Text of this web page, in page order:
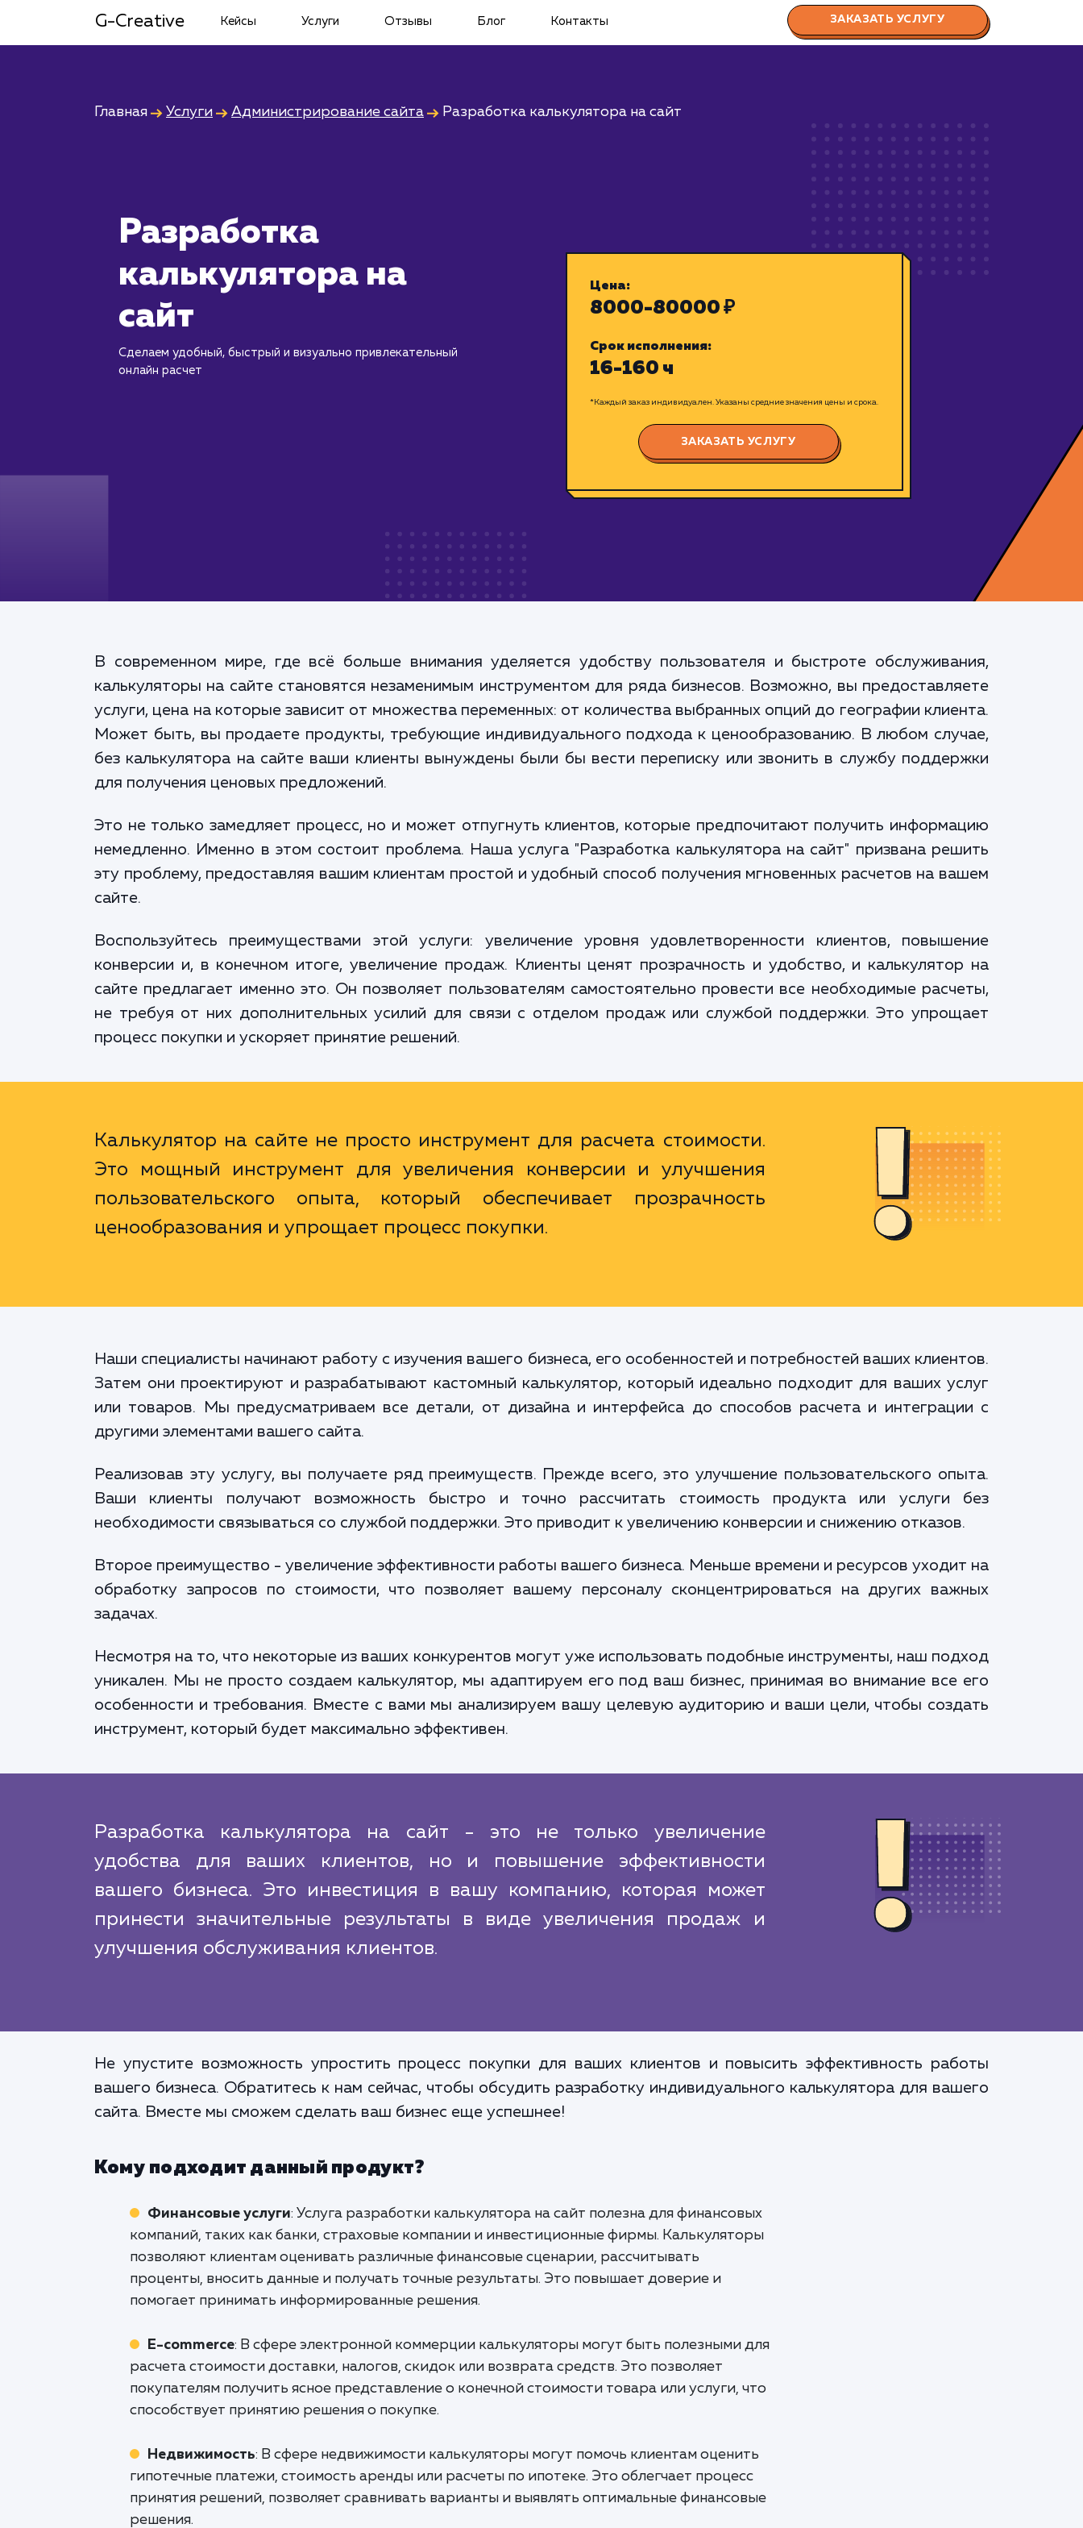
G-Creative Кейсы Услуги Отзывы Блог Контакты ЗАКАЗАТЬ УСЛУГУ
Главная Услуги Администрирование сайта Разработка калькулятора на сайт
Разработка
калькулятора на
сайт
Сделаем удобный, быстрый и визуально привлекательный
онлайн расчет
Цена:
8000-80000 ₽
Срок исполнения:
16-160 ч
*Каждый заказ индивидуален. Указаны средние значения цены и срока.
ЗАКАЗАТЬ УСЛУГУ
В современном мире, где всё больше внимания уделяется удобству пользователя и быстроте обслуживания,
калькуляторы на сайте становятся незаменимым инструментом для ряда бизнесов. Возможно, вы предоставляете
услуги, цена на которые зависит от множества переменных: от количества выбранных опций до географии клиента.
Может быть, вы продаете продукты, требующие индивидуального подхода к ценообразованию. В любом случае,
без калькулятора на сайте ваши клиенты вынуждены были бы вести переписку или звонить в службу поддержки
для получения ценовых предложений.
Это не только замедляет процесс, но и может отпугнуть клиентов, которые предпочитают получить информацию
немедленно. Именно в этом состоит проблема. Наша услуга "Разработка калькулятора на сайт" призвана решить
эту проблему, предоставляя вашим клиентам простой и удобный способ получения мгновенных расчетов на вашем
сайте.
Воспользуйтесь преимуществами этой услуги: увеличение уровня удовлетворенности клиентов, повышение
конверсии и, в конечном итоге, увеличение продаж. Клиенты ценят прозрачность и удобство, и калькулятор на
сайте предлагает именно это. Он позволяет пользователям самостоятельно провести все необходимые расчеты,
не требуя от них дополнительных усилий для связи с отделом продаж или службой поддержки. Это упрощает
процесс покупки и ускоряет принятие решений.
Калькулятор на сайте не просто инструмент для расчета стоимости.
Это мощный инструмент для увеличения конверсии и улучшения
пользовательского опыта, который обеспечивает прозрачность
ценообразования и упрощает процесс покупки.
Наши специалисты начинают работу с изучения вашего бизнеса, его особенностей и потребностей ваших клиентов.
Затем они проектируют и разрабатывают кастомный калькулятор, который идеально подходит для ваших услуг
или товаров. Мы предусматриваем все детали, от дизайна и интерфейса до способов расчета и интеграции с
другими элементами вашего сайта.
Реализовав эту услугу, вы получаете ряд преимуществ. Прежде всего, это улучшение пользовательского опыта.
Ваши клиенты получают возможность быстро и точно рассчитать стоимость продукта или услуги без
необходимости связываться со службой поддержки. Это приводит к увеличению конверсии и снижению отказов.
Второе преимущество - увеличение эффективности работы вашего бизнеса. Меньше времени и ресурсов уходит на
обработку запросов по стоимости, что позволяет вашему персоналу сконцентрироваться на других важных
задачах.
Несмотря на то, что некоторые из ваших конкурентов могут уже использовать подобные инструменты, наш подход
уникален. Мы не просто создаем калькулятор, мы адаптируем его под ваш бизнес, принимая во внимание все его
особенности и требования. Вместе с вами мы анализируем вашу целевую аудиторию и ваши цели, чтобы создать
инструмент, который будет максимально эффективен.
Разработка калькулятора на сайт - это не только увеличение
удобства для ваших клиентов, но и повышение эффективности
вашего бизнеса. Это инвестиция в вашу компанию, которая может
принести значительные результаты в виде увеличения продаж и
улучшения обслуживания клиентов.
Не упустите возможность упростить процесс покупки для ваших клиентов и повысить эффективность работы
вашего бизнеса. Обратитесь к нам сейчас, чтобы обсудить разработку индивидуального калькулятора для вашего
сайта. Вместе мы сможем сделать ваш бизнес еще успешнее!
Кому подходит данный продукт?
Финансовые услуги: Услуга разработки калькулятора на сайт полезна для финансовых
компаний, таких как банки, страховые компании и инвестиционные фирмы. Калькуляторы
позволяют клиентам оценивать различные финансовые сценарии, рассчитывать
проценты, вносить данные и получать точные результаты. Это повышает доверие и
помогает принимать информированные решения.
E-commerce: В сфере электронной коммерции калькуляторы могут быть полезными для
расчета стоимости доставки, налогов, скидок или возврата средств. Это позволяет
покупателям получить ясное представление о конечной стоимости товара или услуги, что
способствует принятию решения о покупке.
Недвижимость: В сфере недвижимости калькуляторы могут помочь клиентам оценить
гипотечные платежи, стоимость аренды или расчеты по ипотеке. Это облегчает процесс
принятия решений, позволяет сравнивать варианты и выявлять оптимальные финансовые
решения.